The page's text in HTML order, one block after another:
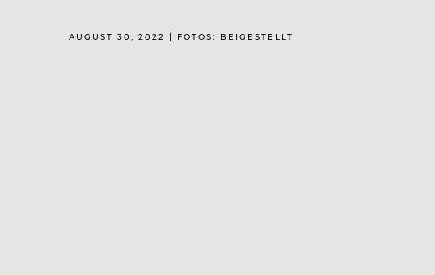
AUGUST 30, 2022 | FOTOS: BEIGESTELLT